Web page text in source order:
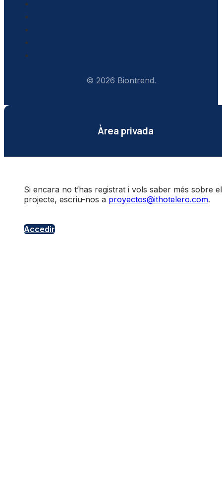
© 2026 Biontrend.
Àrea privada
Si encara no t’has registrat i vols saber més sobre el
projecte, escriu-nos a proyectos@ithotelero.com.
Accedir